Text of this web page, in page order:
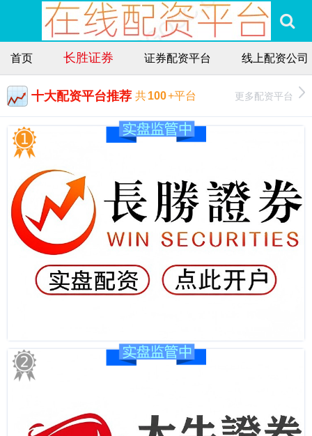
首页 长胜证券 证券配资平台 线上配资公司
十大配资平台推荐 共100+平台 更多配资平台